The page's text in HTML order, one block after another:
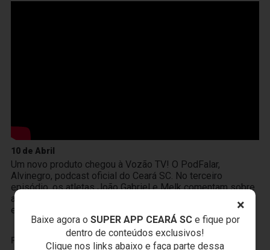
×
Baixe agora o SUPER APP CEARÁ SCe fique por
dentro de conteúdos exclusivos!
Clique nos links abaixo e faça parte dessa
10 de Abril
Um novo produto chegou à Vozão TV! O PodFalar,
Alvinegro, podcast oficial do Ceará SC. No terceiro
episódio, os atletas João Gabriel e Melk comentam sobre
a transição da base ao profissional, a integração existente
entre Cidade Vozão e Porangabuçu e o m
PUBLICIDADE